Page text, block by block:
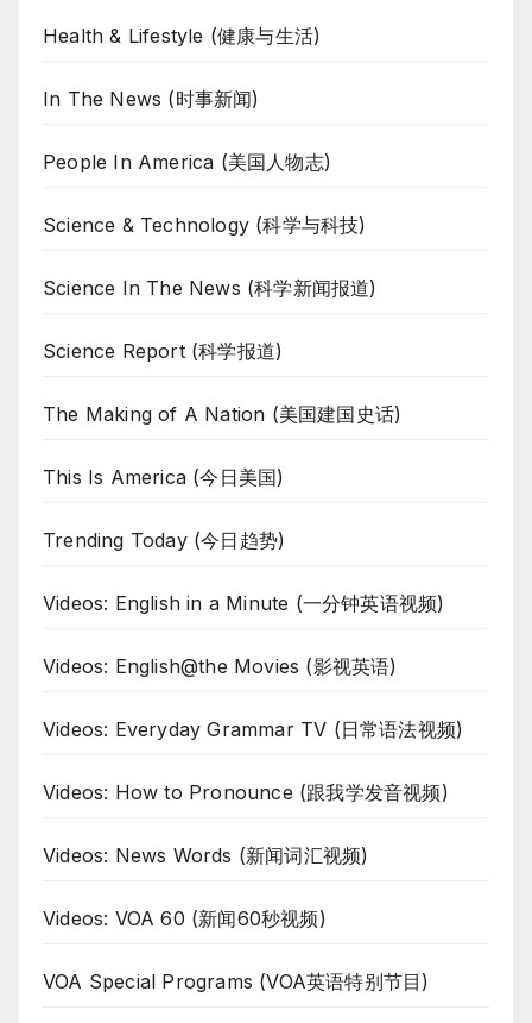
Health & Lifestyle (健康与生活)
In The News (时事新闻)
People In America (美国人物志)
Science & Technology (科学与科技)
Science In The News (科学新闻报道)
Science Report (科学报道)
The Making of A Nation (美国建国史话)
This Is America (今日美国)
Trending Today (今日趋势)
Videos: English in a Minute (一分钟英语视频)
Videos: English@the Movies (影视英语)
Videos: Everyday Grammar TV (日常语法视频)
Videos: How to Pronounce (跟我学发音视频)
Videos: News Words (新闻词汇视频)
Videos: VOA 60 (新闻60秒视频)
VOA Special Programs (VOA英语特别节目)